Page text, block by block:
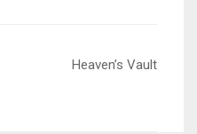
Heaven’s Vault